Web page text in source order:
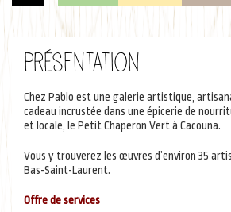
recherche
Présentation
Chez Pablo est une galerie artistique,
cadeau incrustée dans une épicerie de
et locale, le Petit Chaperon Vert à Cacouna.
Vous y trouverez les œuvres d’environ 35
Bas-Saint-Laurent.
Offre de services